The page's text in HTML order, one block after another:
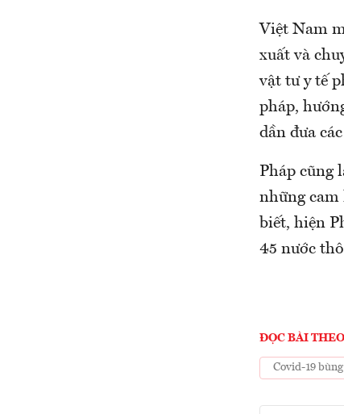
Việt Nam
xuất và
vật tư y tế
pháp,
dần đưa
Pháp cũng
những cam
biết, hiện
45 nước
ĐỌC BÀI
Covid-19